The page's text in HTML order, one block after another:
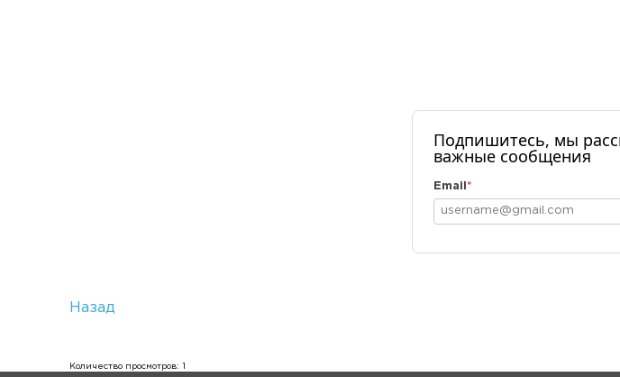
Подпишитесь, мы
важные сообщения
Email *
Назад
Количество просмотров: 1